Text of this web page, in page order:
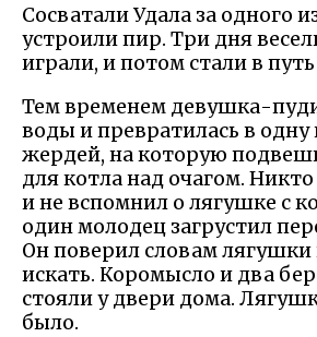
Сосватали Удала за одного
устроили пир. Три дня
играли, и потом стали в
Тем временем девушка-
воды и превратилась в
жердей, на которую
для котла над очагом.
и не вспомнил о лягушке с
один молодец загрустил
Он поверил словам лягушки
искать. Коромысло и два
стояли у двери дома.
было.